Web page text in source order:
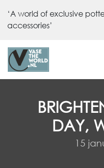
‘A world of exclusive
accessories’
DAY,
15